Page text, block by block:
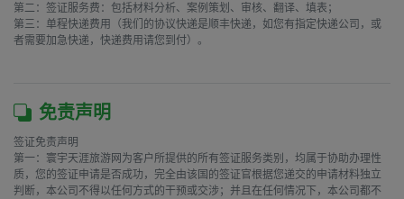
第二：签证服务费：包括材料分析、案例策划、审核、翻译、填表；
第三：单程快递费用（我们的协议快递是顺丰快递，如您有指定快递公司，或
者需要加急快递，快递费用请您到付）。
免责声明
签证免责声明
第一：寰宇天涯旅游网为客户所提供的所有签证服务类别，均属于协助办理性
质，您的签证申请是否成功，完全由该国的签证官根据您递交的申请材料独立
判断，本公司不得以任何方式的干预或交涉；并且在任何情况下，本公司都不